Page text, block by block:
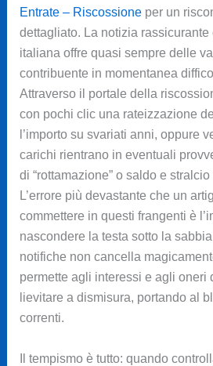
Entrate – Riscossioneper un
dettagliato. La notizia rassicurante
italiana offre quasi sempre delle
contribuente in momentanea
Attraverso il portale della
con pochi clic una rateizzazione
l’importo su svariati anni, oppure
carichi rientrano in eventuali
di “rottamazione” o saldo e
L’errore più devastante che un
commettere in questi frangenti è
nascondere la testa sotto la
notifiche non cancella
permette agli interessi e agli oneri
lievitare a dismisura, portando al
correnti.
Il tempismo è tutto: quando